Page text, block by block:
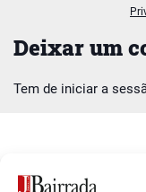
Deixar um
Tem de iniciar a